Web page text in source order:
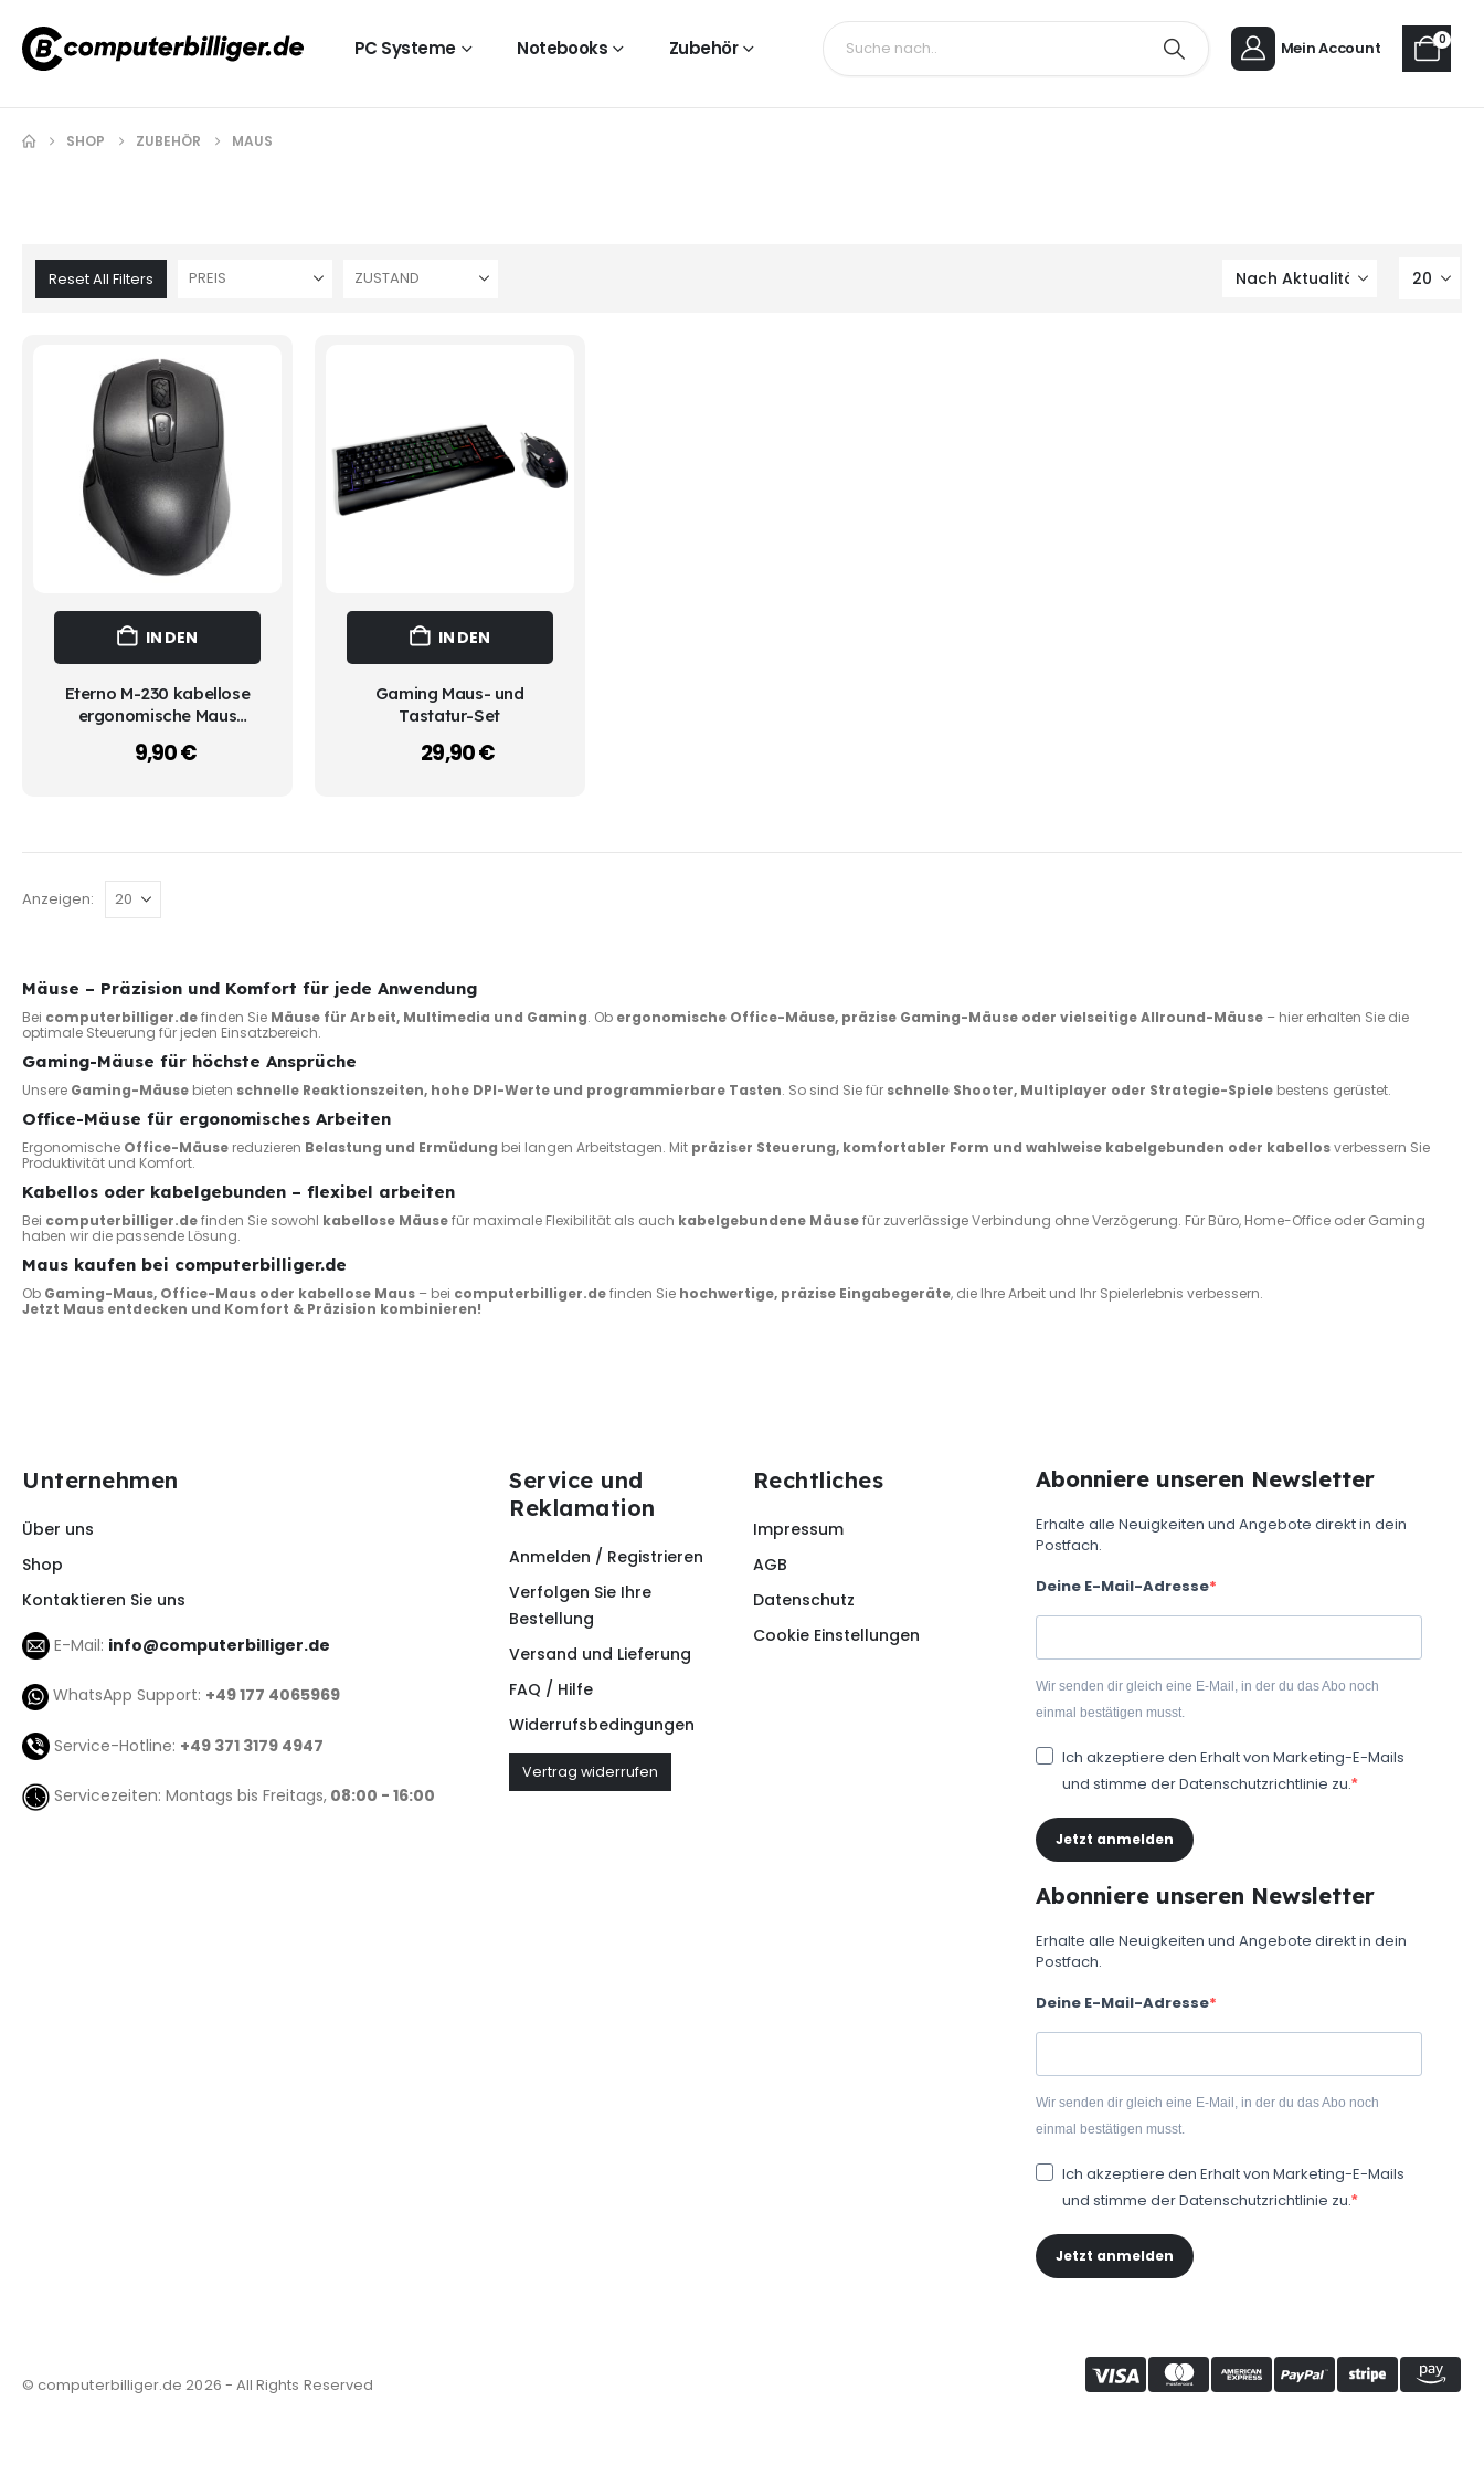
PC Systeme Notebooks Zubehör Mein Account 0
SHOP ZUBEHÖR MAUS
Reset All Filters PREIS ZUSTAND
IN DEN
WARENKORB
Eterno M-230 kabellose
ergonomische Maus
9,90€
IN DEN
WARENKORB
Gaming Maus- und
Tastatur-Set
29,90€
Anzeigen:
Mäuse – Präzision und Komfort für jede Anwendung
Bei computerbilliger.definden Sie Mäuse für Arbeit, Multimedia und Gaming. Ob ergonomische Office-Mäuse, präzise Gaming-Mäuse oder vielseitige Allround-Mäuse – hier erhalten Sie die
optimale Steuerung für jeden Einsatzbereich.
Gaming-Mäuse für höchste Ansprüche
Unsere Gaming-Mäuse bieten schnelle Reaktionszeiten, hohe DPI-Werte und programmierbare Tasten. So sind Sie für schnelle Shooter, Multiplayer oder Strategie-Spiele bestens gerüstet.
Office-Mäuse für ergonomisches Arbeiten
Ergonomische Office-Mäuse reduzieren Belastung und Ermüdung bei langen Arbeitstagen. Mit präziser Steuerung, komfortabler Form und wahlweise kabelgebunden oder kabellosverbessern Sie
Produktivität und Komfort.
Kabellos oder kabelgebunden – flexibel arbeiten
Bei computerbilliger.definden Sie sowohl kabellose Mäusefür maximale Flexibilität als auch kabelgebundene Mäusefür zuverlässige Verbindung ohne Verzögerung. Für Büro, Home-Office oder Gaming
haben wir die passende Lösung.
Maus kaufen bei computerbilliger.de
Ob Gaming-Maus, Office-Maus oder kabellose Maus – bei computerbilliger.definden Sie hochwertige, präzise Eingabegeräte, die Ihre Arbeit und Ihr Spielerlebnis verbessern.
Jetzt Maus entdecken und Komfort & Präzision kombinieren!
Unternehmen
Über uns
Shop
Kontaktieren Sie uns
E-Mail: info@computerbilliger.de
WhatsApp Support: +49 177 4065969
Service-Hotline: +49 371 3179 4947
Servicezeiten: Montags bis Freitags, 08:00 - 16:00
Service und
Reklamation
Anmelden / Registrieren
Verfolgen Sie Ihre
Bestellung
Versand und Lieferung
FAQ / Hilfe
Widerrufsbedingungen
Vertrag widerrufen
Rechtliches
Impressum
AGB
Datenschutz
Cookie Einstellungen
Abonniere unseren Newsletter
Erhalte alle Neuigkeiten und Angebote direkt in dein
Postfach.
Deine E-Mail-Adresse
Wir senden dir gleich eine E-Mail, in der du das Abo noch
einmal bestätigen musst.
Ich akzeptiere den Erhalt von Marketing-E-Mails
und stimme der Datenschutzrichtlinie zu.
Jetzt anmelden
Abonniere unseren Newsletter
Erhalte alle Neuigkeiten und Angebote direkt in dein
Postfach.
Deine E-Mail-Adresse
Wir senden dir gleich eine E-Mail, in der du das Abo noch
einmal bestätigen musst.
Ich akzeptiere den Erhalt von Marketing-E-Mails
und stimme der Datenschutzrichtlinie zu.
Jetzt anmelden
© computerbilliger.de 2026 - All Rights Reserved